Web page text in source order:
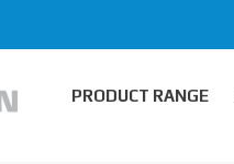
PRODUCT RANGE